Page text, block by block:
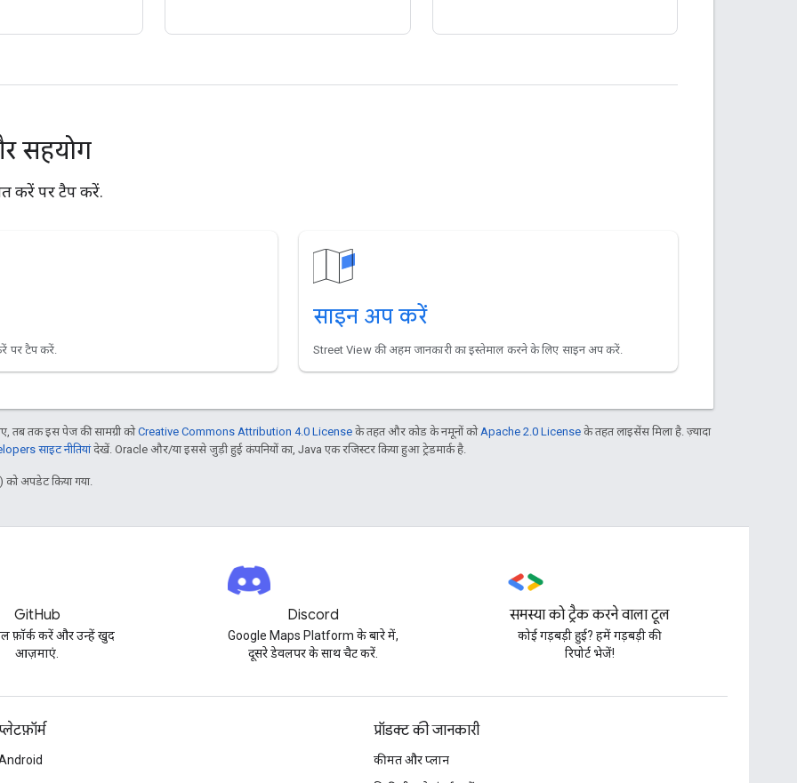
सहयोग
करें पर टैप करें.
पर टैप करें.
साइन अप करें
Street View की अहम जानकारी का इस्तेमाल करने के लिए साइन अप करें.
तब तक इस पेज की सामग्री कोCreative Commons Attribution 4.0 License के तहत और कोड के नमूनों को Apache 2.0 License के तहत लाइसेंस मिला है. ज़्यादा
साइट नीतियांदेखें. Oracle और/या इससे जुड़ी हुई कंपनियों का, Java एक रजिस्टर किया हुआ ट्रेडमार्क है.
को अपडेट किया गया.
GitHub
फ़ॉर्क करें और उन्हें खुद
आज़माएं.
Discord
Google Maps Platform के बारे में,
दूसरे डेवलपर के साथ चैट करें.
समस्या को ट्रैक करने वाला टूल
कोई गड़बड़ी हुई? हमें गड़बड़ी की
रिपोर्ट भेजें!
प्रॉडक्ट की जानकारी
कीमत और प्लान